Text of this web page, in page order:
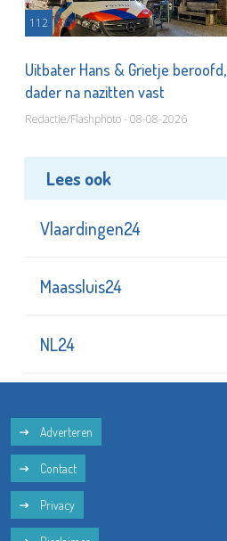
112
Uitbater Hans & Grietje beroofd,
dader na nazitten vast
Redactie/Flashphoto - 08-08-2026
Lees ook
Vlaardingen24
Maassluis24
NL24
Adverteren
Contact
Privacy